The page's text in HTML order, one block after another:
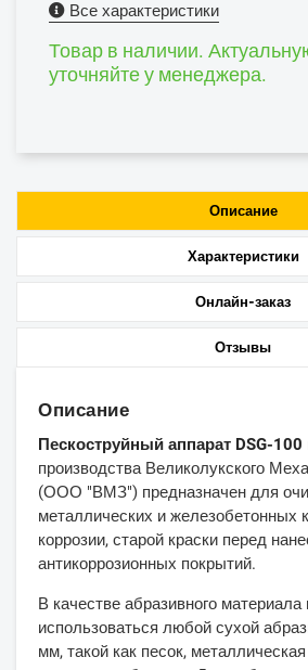
Все характеристики
Товар в наличии.
уточняйте у менеджера.
Описание
Характеристики
Онлайн-заказ
Отзывы
Описание
Пескоструйный аппарат DSG-100
производства Великолукского
(ООО "ВМЗ") предназначен для
металлических и железобетонных
коррозии, старой краски перед
антикоррозионных покрытий.
В качестве абразивного
использоваться любой сухой
мм, такой как песок,